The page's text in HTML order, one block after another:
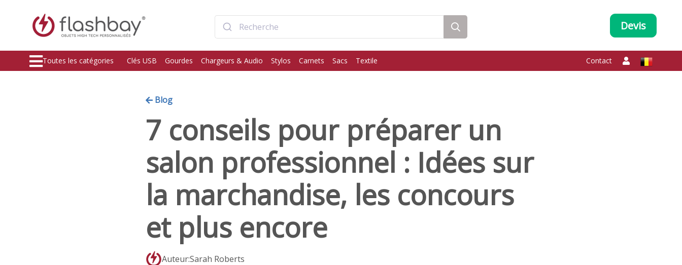
Devis
Toutes les catégories Clés USB Gourdes Chargeurs & Audio Stylos Carnets Sacs Textile Contact
Blog
7 conseils pour préparer un
salon professionnel : Idées sur
la marchandise, les concours
et plus encore
Auteur:Sarah Roberts